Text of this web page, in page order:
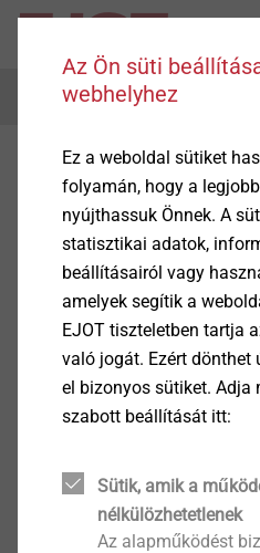
Menu
Home Press release
Az Ön süti
webhelyhez
Ez a weboldal sütiket
folyamán, hogy a
nyújthassuk Önnek. A
statisztikai adatok,
beállításairól vagy
amelyek segítik a
EJOT tiszteletben tartja
való jogát. Ezért dönthet
el bizonyos sütiket. Adja
szabott beállítását itt:
Sütik, amik a
nélkülözhetetlenek
Az alapműködést